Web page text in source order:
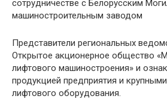
Представители региональных
Открытое акционерное общество
лифтового машиностроения» и
продукцией предприятия и
лифтового оборудования.